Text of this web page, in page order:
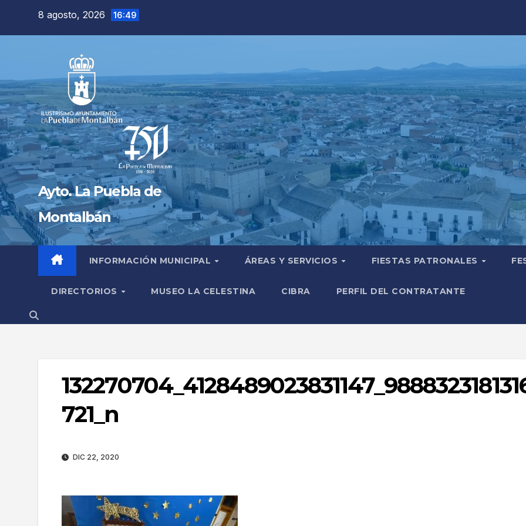
8 agosto, 2026 16:49
Ayto. La Puebla de
Montalbán
INFORMACIÓN MUNICIPAL ÁREAS Y SERVICIOS FIESTAS PATRONALES
DIRECTORIOS MUSEO LA CELESTINA CIBRA PERFIL DEL CONTRATANTE
721_n
DIC 22, 2020